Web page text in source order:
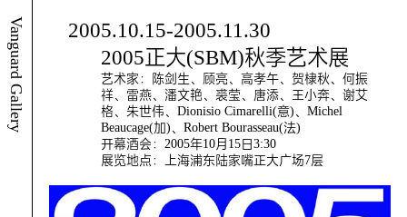
Vanguard Gallery
2005.10.15-2005.11.30
2005正大(SBM)秋季艺术展
艺术家：陈剑生、顾亮、高孝午、贺棣秋、何振
祥、雷燕、潘文艳、裘莹、唐添、王小奔、谢艾
格、朱世伟、Dionisio Cimarelli(意)、Michel
Beaucage(加)、Robert Bourasseau(法)
开幕酒会：2005年10月15日3:30
展览地点：上海浦东陆家嘴正大广场7层